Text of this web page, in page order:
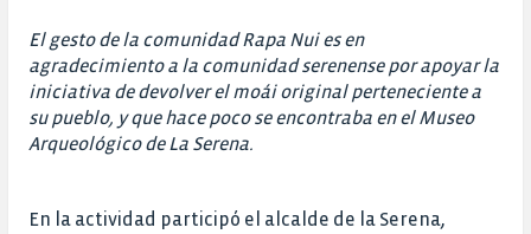
El gesto de la comunidad Rapa Nui es en
agradecimiento a la comunidad serenense por apoyar la
iniciativa de devolver el moái original perteneciente a
su pueblo, y que hace poco se encontraba en el Museo
Arqueológico de La Serena.
En la actividad participó el alcalde de la Serena,